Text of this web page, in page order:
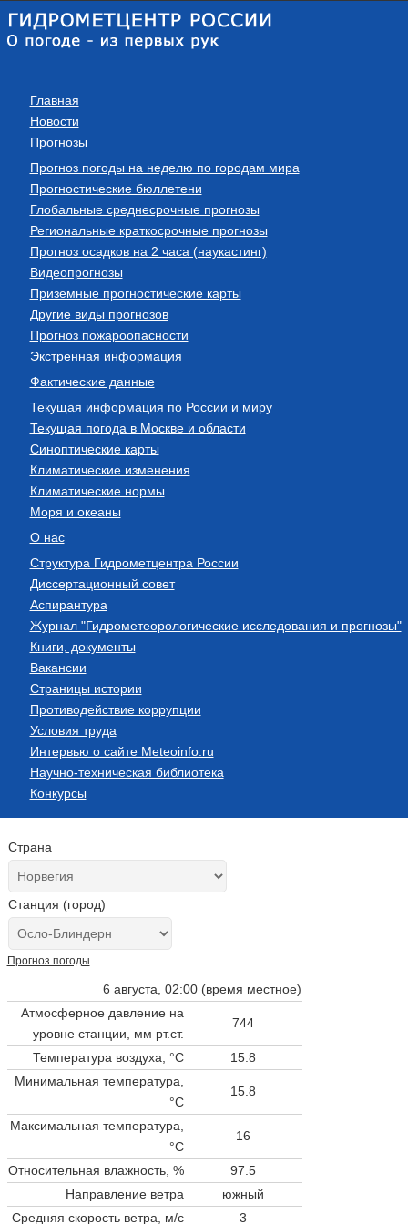
Главная
Новости
Прогнозы
Прогноз погоды на неделю по городам мира
Прогностические бюллетени
Глобальные среднесрочные прогнозы
Региональные краткосрочные прогнозы
Прогноз осадков на 2 часа (наукастинг)
Видеопрогнозы
Приземные прогностические карты
Другие виды прогнозов
Прогноз пожароопасности
Экстренная информация
Фактические данные
Текущая информация по России и миру
Текущая погода в Москве и области
Синоптические карты
Климатические изменения
Климатические нормы
Моря и океаны
О нас
Структура Гидрометцентра России
Диссертационный совет
Аспирантура
Журнал "Гидрометеорологические исследования и прогнозы"
Книги, документы
Вакансии
Страницы истории
Противодействие коррупции
Условия труда
Интервью о сайте Meteoinfo.ru
Научно-техническая библиотека
Конкурсы
Страна
Станция (город)
Прогноз погоды
6 августа, 02:00 (время местное)
Атмосферное давление на
уровне станции, мм рт.ст.
744
Температура воздуха, °C
15.8
Минимальная температура,
°C
15.8
Максимальная температура,
°C
16
Относительная влажность, %
97.5
Направление ветра
южный
Средняя скорость ветра, м/с
3